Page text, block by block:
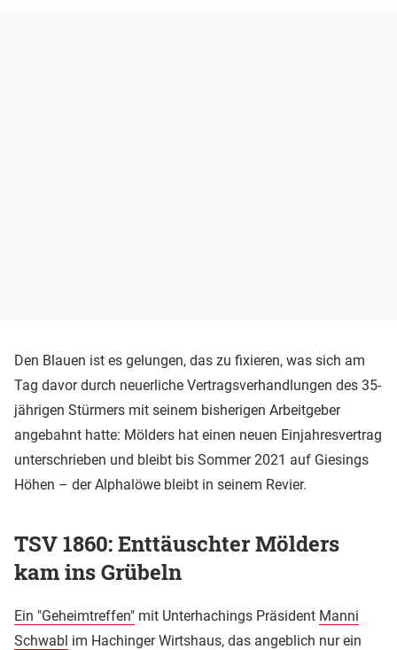
Den Blauen ist es gelungen, das zu fixieren, was sich am
Tag davor durch neuerliche Vertragsverhandlungen des 35-
jährigen Stürmers mit seinem bisherigen Arbeitgeber
angebahnt hatte: Mölders hat einen neuen Einjahresvertrag
unterschrieben und bleibt bis Sommer 2021 auf Giesings
Höhen – der Alphalöwe bleibt in seinem Revier.
TSV 1860: Enttäuschter Mölders
kam ins Grübeln
Ein "Geheimtreffen" mit Unterhachings Präsident Manni
Schwabl im Hachinger Wirtshaus, das angeblich nur ein